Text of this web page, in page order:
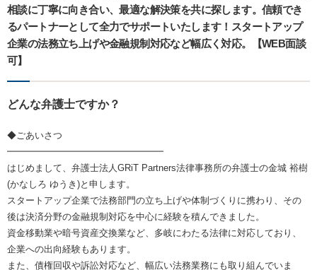
相談に丁寧に向き合い、最適な解決策を共に探します。信頼でき
るパートナーとして全力でサポートいたします！スタートアップ
企業の法務立ち上げや金融規制対応など幅広く対応。【WEB面談
可】
どんな弁護士ですか？
◆ごあいさつ
━━━━━━━━━━━━━━━━━
はじめまして、弁護士法人GRiT Partners法律事務所の弁護士の金城 裕樹
(かなしろ ゆうき)と申します。
スタートアップ企業で法務部門の立ち上げや体制づくりに携わり、その
後は決済分野の金融規制対応を中心に経験を積んできました。
資金移動業や暗号資産交換業など、多岐にわたる法律に対応しており、
企業への出向経験もあります。
また、債権回収や訴訟対応など、幅広い法務業務にも取り組んでいま